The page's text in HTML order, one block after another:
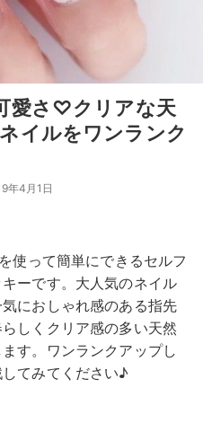
愛さ♡クリアな天
イルをワンランク
年4月1日
使って簡単にできるセルフ
ーです。大人気のネイル
におしゃれ感のある指先
しくクリア感の多い天然
す。ワンランクアップし
てみてください♪